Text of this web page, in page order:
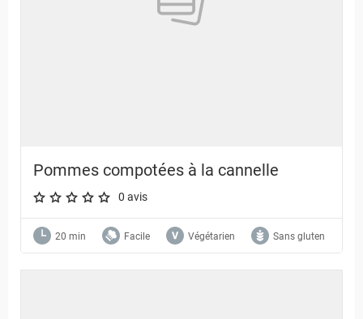
Pommes compotées à la cannelle
A star rating of 0 out of 5.
0 avis
20 min Facile Végétarien Sans gluten